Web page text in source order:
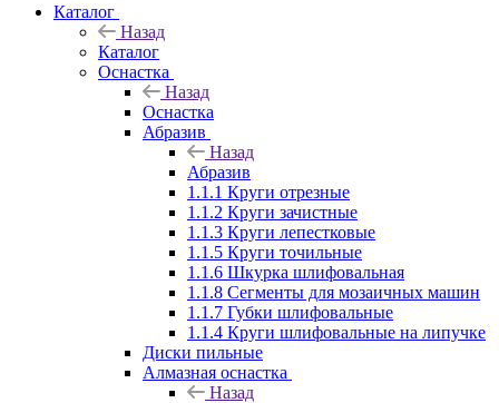
Каталог
Назад
Каталог
Оснастка
Назад
Оснастка
Абразив
Назад
Абразив
1.1.1 Круги отрезные
1.1.2 Круги зачистные
1.1.3 Круги лепестковые
1.1.5 Круги точильные
1.1.6 Шкурка шлифовальная
1.1.8 Сегменты для мозаичных машин
1.1.7 Губки шлифовальные
1.1.4 Круги шлифовальные на липучке
Диски пильные
Алмазная оснастка
Назад